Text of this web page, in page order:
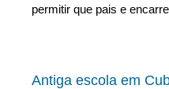
permitir que pais e
Antiga escola em